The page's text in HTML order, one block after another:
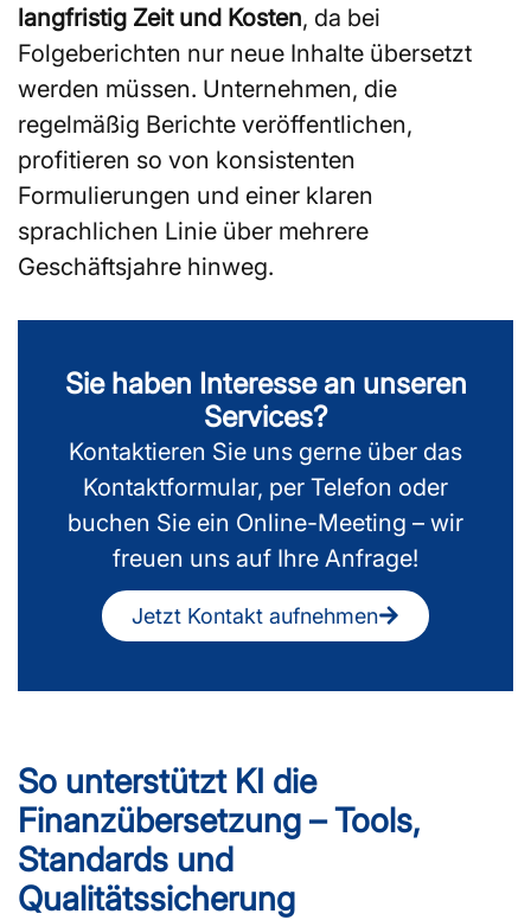
langfristig Zeit und Kosten, da bei
Folgeberichten nur neue Inhalte übersetzt
werden müssen. Unternehmen, die
regelmäßig Berichte veröffentlichen,
profitieren so von konsistenten
Formulierungen und einer klaren
sprachlichen Linie über mehrere
Geschäftsjahre hinweg.
Sie haben Interesse an unseren
Services?
Kontaktieren Sie uns gerne über das
Kontaktformular, per Telefon oder
buchen Sie ein Online-Meeting – wir
freuen uns auf Ihre Anfrage!
Jetzt Kontakt aufnehmen
So unterstützt KI die
Finanzübersetzung – Tools,
Standards und
Qualitätssicherung